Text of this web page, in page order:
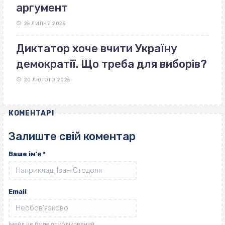
аргумент
25 ЛИПНЯ 2025
Диктатор хоче вчити Україну
демократії. Що треба для виборів?
20 ЛЮТОГО 2025
КОМЕНТАРІ
Залиште свій коментар
Ваше ім'я *
Email